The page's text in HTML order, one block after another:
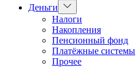
Деньги
Показать
подменю
Налоги
Накопления
Пенсионный фонд
Платёжные системы
Прочее